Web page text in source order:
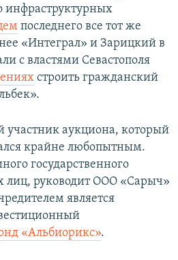
инфраструктурных
последнего все тот же
«Интеграл» и Зарицкий в
с властями Севастополя
строить гражданский
участник аукциона, который
крайне любопытным.
государственного
лиц, руководит ООО «Сарыч»
является
«Альбиорикс».